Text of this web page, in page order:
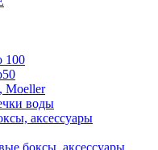
100
воды
аксессуары